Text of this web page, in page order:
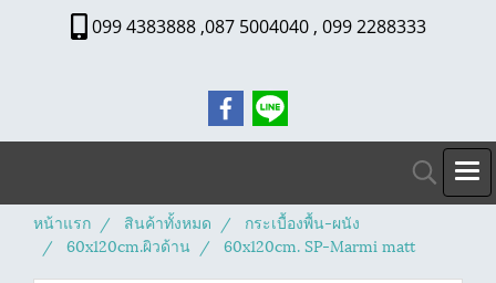
099 4383888 ,087 5004040 , 099 2288333
หน้าแรก สินค้าทั้งหมด
กระเบื้องพื้น-ผนัง
60x120cm.ผิวด้าน
60x120cm. SP-Marmi matt